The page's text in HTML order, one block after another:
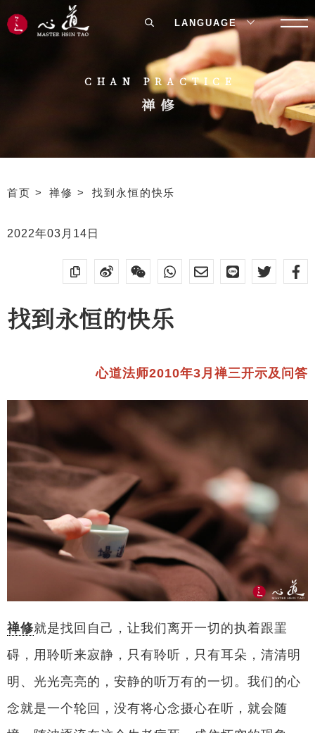
CHAN PRACTICE
禅修
首页 禅修 找到永恒的快乐
2022年03月14日
找到永恒的快乐
心道法师2010年3月禅三开示及问答
禅修就是找回自己，让我们离开一切的执着跟罣
碍，用聆听来寂静，只有聆听，只有耳朵，清清明
明、光光亮亮的，安静的听万有的一切。我们的心
念就是一个轮回，没有将心念摄心在听，就会随
LANGUAGE